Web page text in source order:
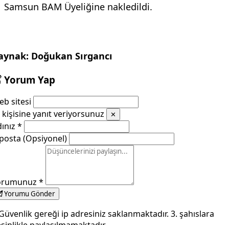
Samsun BAM Üyeliğine nakledildi.
Doğukan Sırgancı
Yorum Yap
sitesi
kişisine yanıt veriyorsunuz
✕
*
(Opsiyonel)
*
Yorumu Gönder
gereği ip adresiniz saklanmaktadır. 3. şahıslara